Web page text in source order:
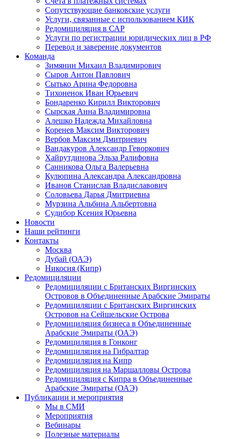
Сопутствующие банковские услуги
Услуги, связанные с использованием КИК
Редомициляция в САР
Услуги по регистрации юридических лиц в РФ
Перевод и заверение документов
Команда
Зимянин Михаил Владимирович
Сыров Антон Павлович
Сытько Арина Федоровна
Тихоненок Иван Юрьевич
Бондаренко Кирилл Викторович
Сырская Анна Владимировна
Алешко Надежда Михайловна
Коренев Максим Викторович
Вербов Максим Дмитриевич
Вандакуров Александр Геворкович
Хайрутдинова Эльза Ралифовна
Санникова Ольга Валерьевна
Кулюпина Александра Александровна
Иванов Станислав Владиславович
Соловьева Дарья Дмитриевна
Мурзина Альбина Альбертовна
Судибор Ксения Юрьевна
Новости
Наши рейтинги
Контакты
Москва
Дубай (ОАЭ)
Никосия (Кипр)
Редомициляции
Редомициляции с Британских Виргинских
Островов в Объединенные Арабские Эмираты
Редомициляции с Британских Виргинских
Островов на Сейшельские Острова
Редомициляция бизнеса в Объединенные
Арабские Эмираты (ОАЭ)
Редомициляция в Гонконг
Редомициляция на Гибралтар
Редомициляция на Кипр
Редомициляция на Маршалловы Острова
Редомициляция с Кипра в Объединенные
Арабские Эмираты (ОАЭ)
Публикации и мероприятия
Мы в СМИ
Мероприятия
Вебинары
Полезные материалы